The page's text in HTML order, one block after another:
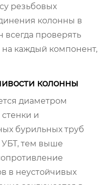
резьбовых
колонны в
проверять
на каждый компонент,
колонны
диаметром
и
бурильных труб
тем выше
в неустойчивых